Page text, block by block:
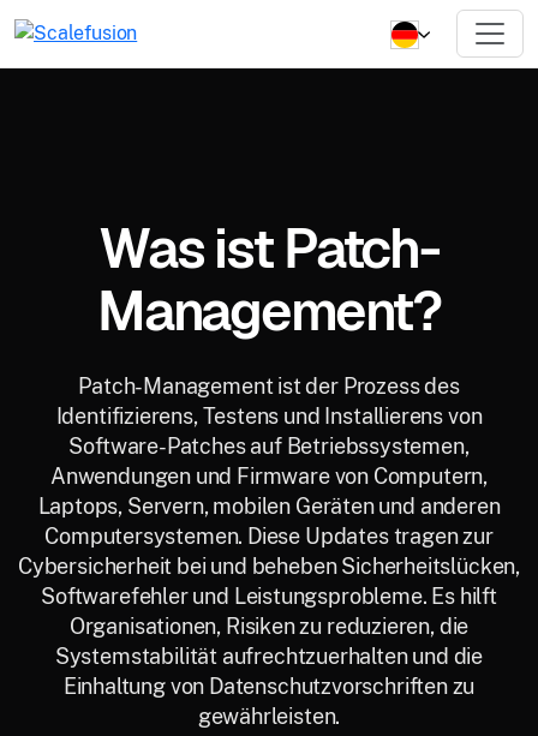
Was ist Patch-
Management?
Patch-Management ist der Prozess des
Identifizierens, Testens und Installierens von
Software-Patches auf Betriebssystemen,
Anwendungen und Firmware von Computern,
Laptops, Servern, mobilen Geräten und anderen
Computersystemen. Diese Updates tragen zur
Cybersicherheit bei und beheben Sicherheitslücken,
Softwarefehler und Leistungsprobleme. Es hilft
Organisationen, Risiken zu reduzieren, die
Systemstabilität aufrechtzuerhalten und die
Einhaltung von Datenschutzvorschriften zu
gewährleisten.